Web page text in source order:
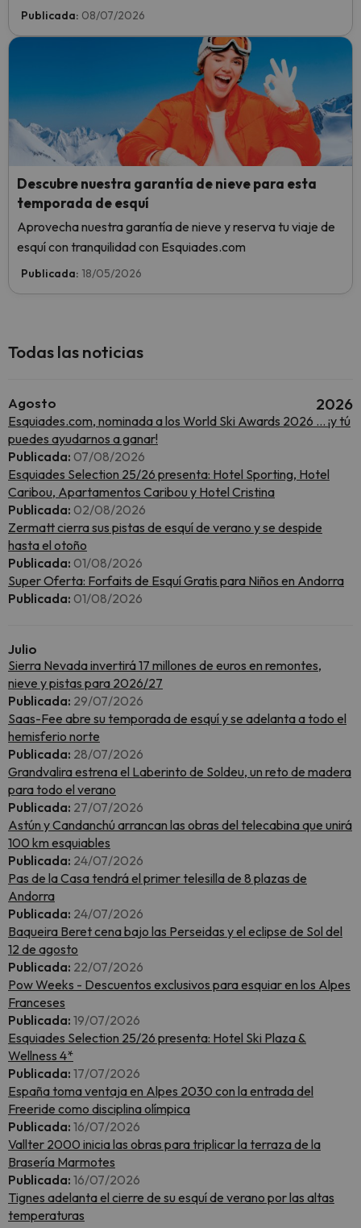
riders españoles con opciones reales.
Publicada: 08/07/2026
Descubre nuestra garantía de nieve para esta
temporada de esquí
Aprovecha nuestra garantía de nieve y reserva tu viaje de
esquí con tranquilidad con Esquiades.com
Publicada: 18/05/2026
Todas las noticias
Agosto 2026
Esquiades.com, nominada a los World Ski Awards 2026 … ¡y tú
puedes ayudarnos a ganar!
Publicada: 07/08/2026
Esquiades Selection 25/26 presenta: Hotel Sporting, Hotel
Caribou, Apartamentos Caribou y Hotel Cristina
Publicada: 02/08/2026
Zermatt cierra sus pistas de esquí de verano y se despide
hasta el otoño
Publicada: 01/08/2026
Super Oferta: Forfaits de Esquí Gratis para Niños en Andorra
Publicada: 01/08/2026
Julio
Sierra Nevada invertirá 17 millones de euros en remontes,
nieve y pistas para 2026/27
Publicada: 29/07/2026
Saas-Fee abre su temporada de esquí y se adelanta a todo el
hemisferio norte
Publicada: 28/07/2026
Grandvalira estrena el Laberinto de Soldeu, un reto de madera
para todo el verano
Publicada: 27/07/2026
Astún y Candanchú arrancan las obras del telecabina que unirá
100 km esquiables
Publicada: 24/07/2026
Pas de la Casa tendrá el primer telesilla de 8 plazas de
Andorra
Publicada: 24/07/2026
Baqueira Beret cena bajo las Perseidas y el eclipse de Sol del
12 de agosto
Publicada: 22/07/2026
Pow Weeks - Descuentos exclusivos para esquiar en los Alpes
Franceses
Publicada: 19/07/2026
Esquiades Selection 25/26 presenta: Hotel Ski Plaza &
Wellness 4*
Publicada: 17/07/2026
España toma ventaja en Alpes 2030 con la entrada del
Freeride como disciplina olímpica
Publicada: 16/07/2026
Vallter 2000 inicia las obras para triplicar la terraza de la
Brasería Marmotes
Publicada: 16/07/2026
Tignes adelanta el cierre de su esquí de verano por las altas
temperaturas